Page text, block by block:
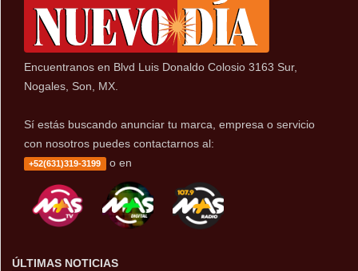
Encuentranos en Blvd Luis Donaldo Colosio 3163 Sur,
Nogales, Son, MX.
Sí estás buscando anunciar tu marca, empresa o servicio
con nosotros puedes contactarnos al:
+52(631)319-3199 o en
ÚLTIMAS NOTICIAS